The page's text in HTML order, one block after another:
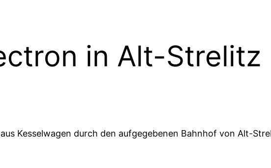
in Alt-Strelitz
Kesselwagen durch den aufgegebenen Bahnhof von Alt-